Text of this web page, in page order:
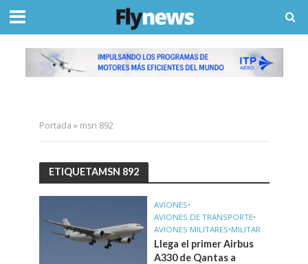
Portada » msn 892
ETIQUETAMSN 892
AVIONES•
AVIONES DE TRANSPORTE•
AVIONES MILITARES•MILITAR
Llega el primer Airbus
A330 de Qantas a